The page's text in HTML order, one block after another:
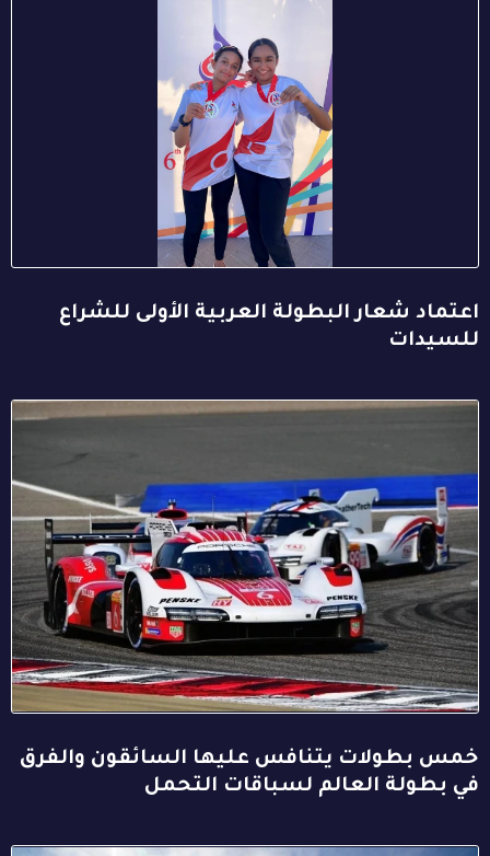
اعتماد شعار البطولة العربية الأولى للشراع
للسيدات
خمس بطولات يتنافس عليها السائقون والفرق
في بطولة العالم لسباقات التحمل